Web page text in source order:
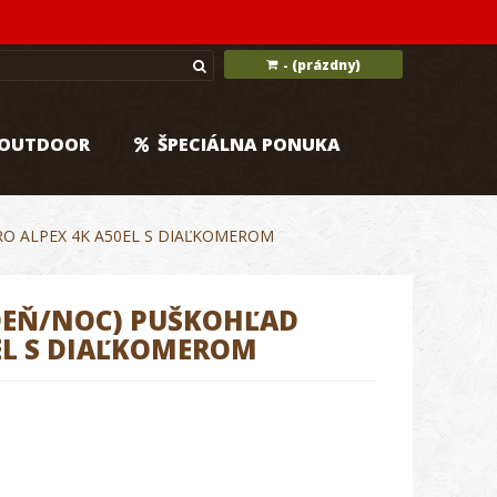
- (prázdny)
ŠPECIÁLNA PONUKA
ALPEX 4K A50EL S DIAĽKOMEROM
NOC) PUŠKOHĽAD
S DIAĽKOMEROM